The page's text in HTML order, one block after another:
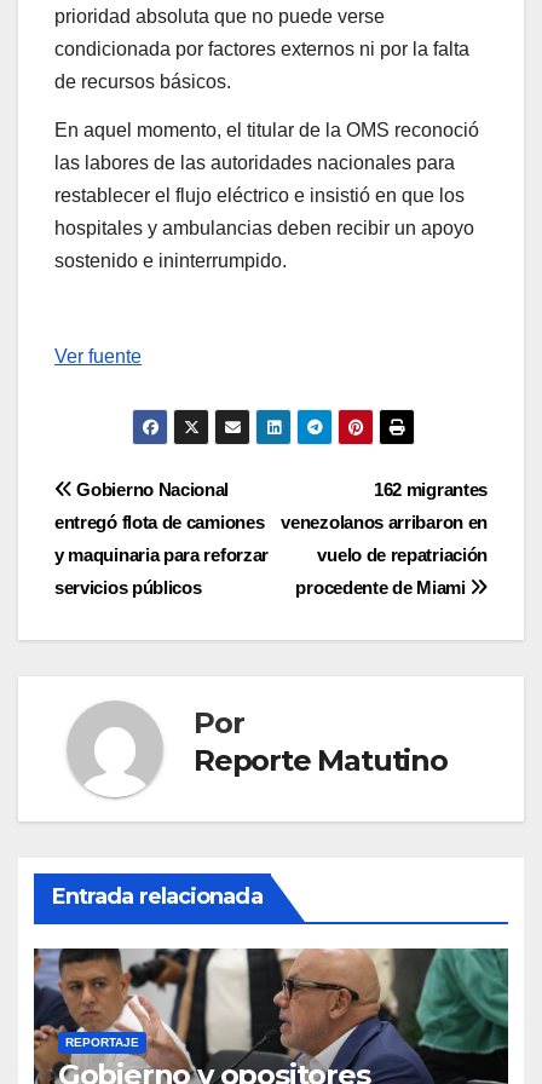
prioridad absoluta que no puede verse
condicionada por factores externos ni por la falta
de recursos básicos.
En aquel momento, el titular de la OMS reconoció
las labores de las autoridades nacionales para
restablecer el flujo eléctrico e insistió en que los
hospitales y ambulancias deben recibir un apoyo
sostenido e ininterrumpido.
Ver fuente
Navegación
de
entradas
162 migrantes
venezolanos arribaron en
vuelo de repatriación
procedente de Miami
Gobierno Nacional
entregó flota de camiones
y maquinaria para reforzar
servicios públicos
Por
Reporte Matutino
Entrada relacionada
REPORTAJE
Gobierno y opositores